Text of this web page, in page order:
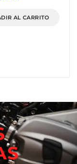
AL CARRITO